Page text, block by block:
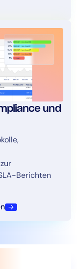
und
Berichten